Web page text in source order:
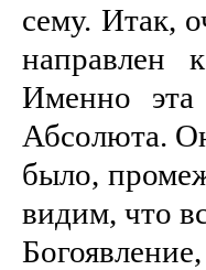
сему. Итак,
направлен
Именно эта
Абсолюта.
было,
видим, что